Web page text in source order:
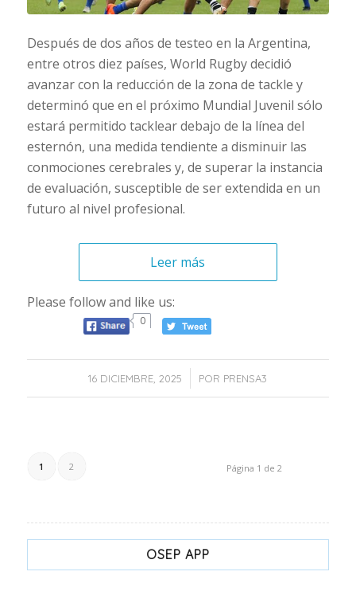
Después de dos años de testeo en la Argentina,
entre otros diez países, World Rugby decidió
avanzar con la reducción de la zona de tackle y
determinó que en el próximo Mundial Juvenil sólo
estará permitido tacklear debajo de la línea del
esternón, una medida tendiente a disminuir las
conmociones cerebrales y, de superar la instancia
de evaluación, susceptible de ser extendida en un
futuro al nivel profesional.
Leer más
Please follow and like us:
0
16 DICIEMBRE, 2025
/ POR PRENSA3
Página 1 de 2
1 2
OSEP APP